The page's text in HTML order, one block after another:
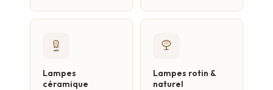
Lampes
céramique
Lampes rotin &
naturel